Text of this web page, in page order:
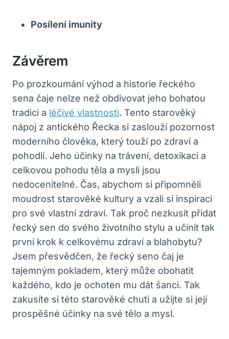
Posílení imunity
Závěrem
Po prozkoumání výhod a historie řeckého
sena čaje nelze než obdivovat jeho bohatou
tradici a léčivé vlastnosti. Tento starověký
nápoj z antického Řecka si zaslouží pozornost
moderního člověka, který touží po zdraví a
pohodlí. Jeho účinky na trávení, detoxikaci a
celkovou pohodu těla a mysli jsou
nedocenitelné. Čas, abychom si připomněli
moudrost starověké kultury a vzali si inspiraci
pro své vlastní zdraví. Tak proč nezkusit přidat
řecký sen do svého životního stylu a učinit tak
první krok k celkovému zdraví a blahobytu?
Jsem přesvědčen, že řecký seno čaj je
tajemným pokladem, který může obohatit
každého, kdo je ochoten mu dát šanci. Tak
zakusíte si této starověké chuti a užijte si její
prospěšné účinky na své tělo a mysl.